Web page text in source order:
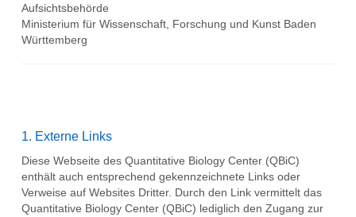
Aufsichtsbehörde
Ministerium für Wissenschaft, Forschung und Kunst Baden
Württemberg
1. Externe Links
Diese Webseite des Quantitative Biology Center (QBiC)
enthält auch entsprechend gekennzeichnete Links oder
Verweise auf Websites Dritter. Durch den Link vermittelt das
Quantitative Biology Center (QBiC) lediglich den Zugang zur